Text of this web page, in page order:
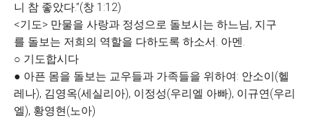
니 참 좋았다.”(창 1:12)
<기도> 만물을 사랑과 정성으로 돌보시는 하느님, 지구
를 돌보는 저희의 역할을 다하도록 하소서. 아멘.
○ 기도합시다
● 아픈 몸을 돌보는 교우들과 가족들을 위하여: 안소이(헬
레나), 김영옥(세실리아), 이정성(우리엘 아빠), 이규연(우리
엘), 황영현(노아)